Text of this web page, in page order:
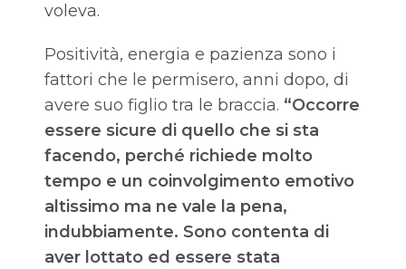
voleva.
Positività, energia e pazienza sono i
fattori che le permisero, anni dopo, di
avere suo figlio tra le braccia. “Occorre
essere sicure di quello che si sta
facendo, perché richiede molto
tempo e un coinvolgimento emotivo
altissimo ma ne vale la pena,
indubbiamente. Sono contenta di
aver lottato ed essere stata